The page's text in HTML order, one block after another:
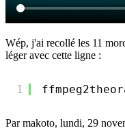
Wép, j'ai recollé les 11
léger avec cette ligne :
1
Par makoto, lundi, 29